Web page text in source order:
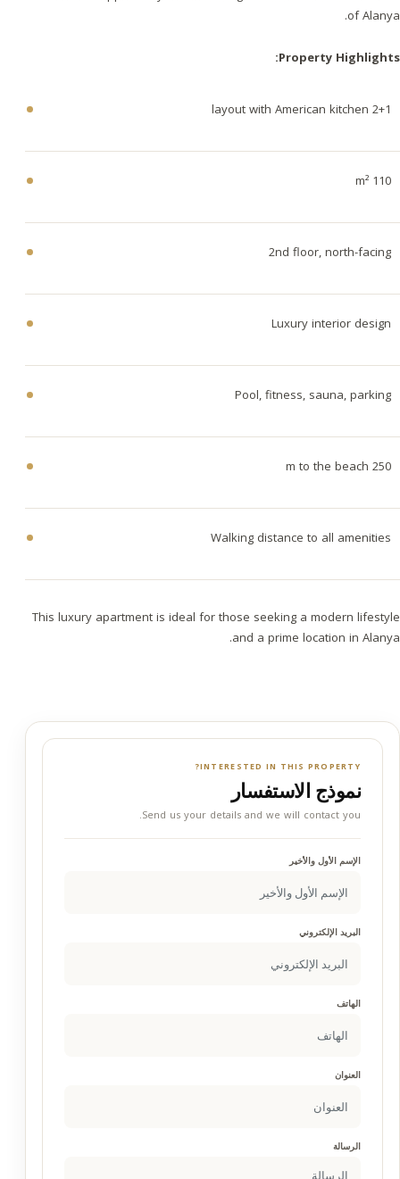
of Alanya.
Property Highlights:
2+1 layout with American kitchen
110 m²
2nd floor, north-facing
Luxury interior design
Pool, fitness, sauna, parking
250 m to the beach
Walking distance to all amenities
This luxury apartment is ideal for those seeking a modern lifestyle
and a prime location in Alanya.
INTERESTED IN THIS PROPERTY?
نموذج الاستفسار
Send us your details and we will contact you.
الإسم الأول والأخير
البريد الإلكتروني
الهاتف
العنوان
الرسالة